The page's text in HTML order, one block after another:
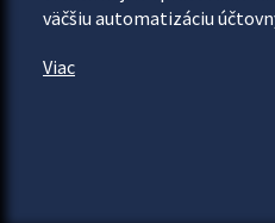
väčšiu automatizáciu
Viac